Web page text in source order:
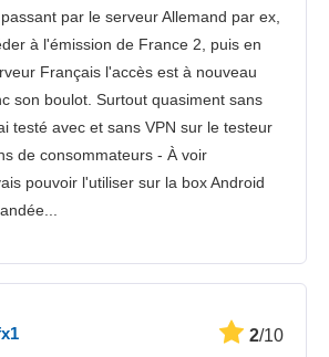
par le serveur Allemand par ex,
à l'émission de France 2, puis en
Français l'accès est à nouveau
son boulot. Surtout quasiment sans
testé avec et sans VPN sur le testeur
de consommateurs - À voir
pouvoir l'utiliser sur la box Android
2/10